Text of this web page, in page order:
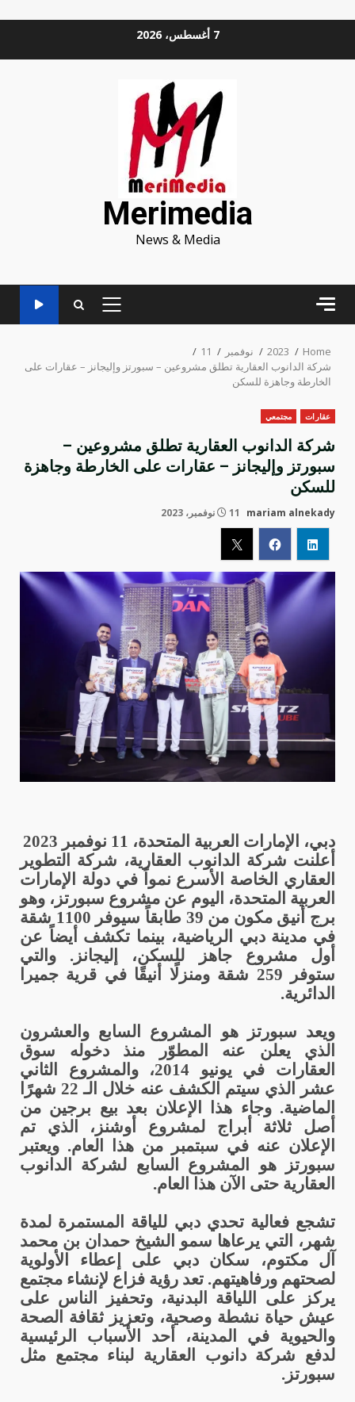
7 أغسطس، 2026
Merimedia
News & Media
PRIMARY
Home
2023 نوفمبر
11
شركة الدانوب العقارية تطلق مشروعين – سبورتز وإليجانز – عقارات على
الخارطة وجاهزة للسكن
عقارات مجتمعي
شركة الدانوب العقارية تطلق مشروعين –
سبورتز وإليجانز – عقارات على الخارطة وجاهزة
للسكن
mariam alnekady 11 نوفمبر، 2023
دبي، الإمارات العربية المتحدة، 11 نوفمبر
2023
أعلنت شركة الدانوب العقارية، شركة التطوير
العقاري الخاصة الأسرع نمواً في دولة الإمارات
العربية المتحدة، اليوم عن مشروع سبورتز، وهو
برج أنيق مكون من 39 طابقاً سيوفر 1100 شقة
في مدينة دبي الرياضية، بينما تكشف أيضاً عن
أول مشروع جاهز للسكن، إليجانز. والتي
ستوفر 259 شقة ومنزلًا أنيقًا في قرية جميرا
الدائرية.
ويعد سبورتز هو المشروع السابع والعشرون
الذي يعلن عنه المطوّر منذ دخوله سوق
العقارات في يونيو 2014، والمشروع الثاني
عشر الذي سيتم الكشف عنه خلال الـ 22 شهرًا
الماضية. وجاء هذا الإعلان بعد بيع برجين من
أصل ثلاثة أبراج لمشروع أوشنز، الذي تم
الإعلان عنه في سبتمبر من هذا العام. ويعتبر
سبورتز هو المشروع السابع لشركة الدانوب
العقارية حتى الآن هذا العام.
تشجع فعالية تحدي دبي للياقة المستمرة لمدة
شهر، التي يرعاها سمو الشيخ حمدان بن محمد
آل مكتوم، سكان دبي على إعطاء الأولوية
لصحتهم ورفاهيتهم. تعد رؤية فزاع لإنشاء مجتمع
يركز على اللياقة البدنية، وتحفيز الناس على
عيش حياة نشطة وصحية، وتعزيز ثقافة الصحة
والحيوية في المدينة، أحد الأسباب الرئيسية
لدفع شركة دانوب العقارية لبناء مجتمع مثل
سبورتز.